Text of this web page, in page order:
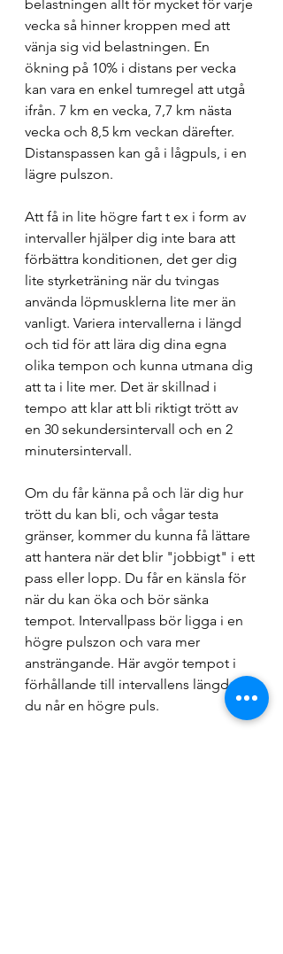
belastningen allt för mycket för varje
vecka så hinner kroppen med att
vänja sig vid belastningen. En
ökning på 10% i distans per vecka
kan vara en enkel tumregel att utgå
ifrån. 7 km en vecka, 7,7 km nästa
vecka och 8,5 km veckan därefter.
Distanspassen kan gå i lågpuls, i en
lägre pulszon.
Att få in lite högre fart t ex i form av
intervaller hjälper dig inte bara att
förbättra konditionen, det ger dig
lite styrketräning när du tvingas
använda löpmusklerna lite mer än
vanligt. Variera intervallerna i längd
och tid för att lära dig dina egna
olika tempon och kunna utmana dig
att ta i lite mer. Det är skillnad i
tempo att klar att bli riktigt trött av
en 30 sekundersintervall och en 2
minutersintervall.
Om du får känna på och lär dig hur
trött du kan bli, och vågar testa
gränser, kommer du kunna få lättare
att hantera när det blir "jobbigt" i ett
pass eller lopp. Du får en känsla för
när du kan öka och bör sänka
tempot. Intervallpass bör ligga i en
högre pulszon och vara mer
ansträngande. Här avgör tempot i
förhållande till intervallens längd att
du når en högre puls.